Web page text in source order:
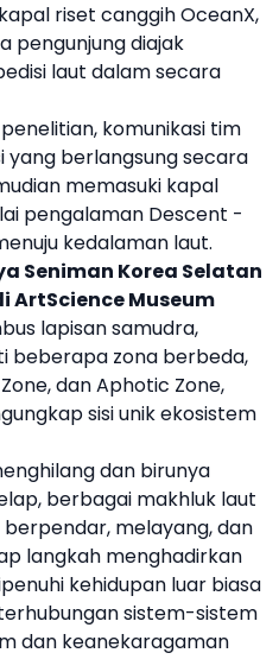
riset canggih OceanX,
pengunjung diajak
laut dalam secara
komunikasi tim
yang berlangsung secara
memasuki kapal
pengalaman Descent -
kedalaman laut.
Seniman Korea Selatan
ArtScience Museum
lapisan samudra,
beberapa zona berbeda,
dan Aphotic Zone,
sisi unik ekosistem
dan birunya
berbagai makhluk laut
melayang, dan
langkah menghadirkan
kehidupan luar biasa
sistem-sistem
dan keanekaragaman